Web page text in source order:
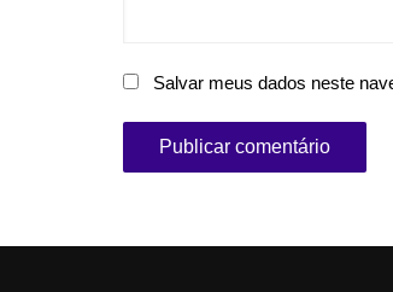
Salvar meus dados neste